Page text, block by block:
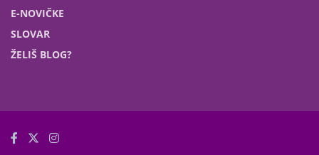
E-NOVIČKE
SLOVAR
ŽELIŠ BLOG?